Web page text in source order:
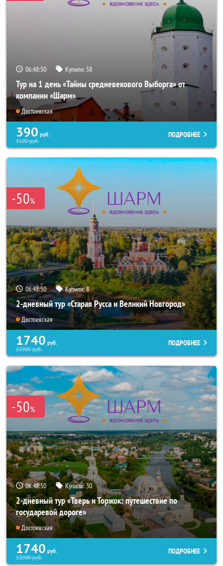
06:48:49 Купили: 58
Тур на 1 день «Тайны средневекового Выборга» от
компании «Шарм»
Достоевская
390 руб.
3100руб.
ПОДРОБНЕЕ
-50%
06:48:49 Купили:8
2-дневный тур «Старая Русса и Великий Новгород»
Достоевская
1740 руб.
13900руб.
ПОДРОБНЕЕ
-50%
06:48:49 Купили:30
2-дневный тур «Тверь и Торжок: путешествие по
государевой дороге»
Достоевская
1740 руб.
13900руб.
ПОДРОБНЕЕ